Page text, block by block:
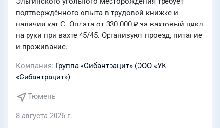
подтверждённого опыта в трудовой книжке и
наличия кат C. Оплата от 330 000 ₽ за вахтовый цикл
на руки при вахте 45/45. Организуют проезд, питание
и проживание.
Компания Группа «Сибантрацит» (ООО «УК
«Сибантрацит»)
Тюмень
8 августа 2026 г.